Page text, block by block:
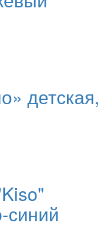
детская,
синий